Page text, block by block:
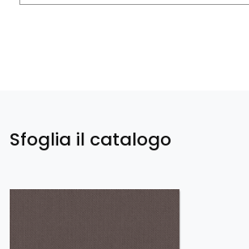
Sfoglia il catalogo